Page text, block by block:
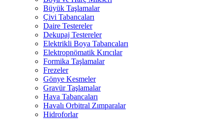
Büyük Taşlamalar
Çivi Tabancaları
Daire Testereler
Dekupaj Testereler
Elektrikli Boya Tabancaları
Elektropnömatik Kırıcılar
Formika Taşlamalar
Frezeler
Gönye Kesmeler
Gravür Taşlamalar
Hava Tabancaları
Havalı Orbitral Zımparalar
Hidroforlar